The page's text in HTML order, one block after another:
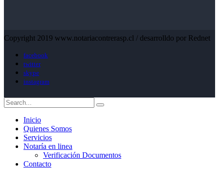
Copyright 2019 www.notariacontrerasp.cl / desarrolldo por Rednet
facebook
twitter
skype
instagram
Inicio
Quienes Somos
Servicios
Notaría en linea
Verificación Documentos
Contacto